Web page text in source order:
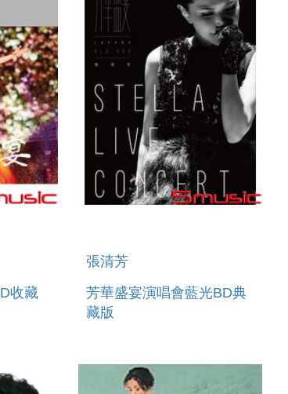
收藏
張清芳
芳華盛宴演唱會藍光BD典
藏版